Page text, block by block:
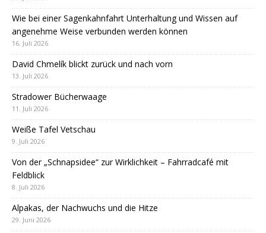
Wie bei einer Sagenkahnfahrt Unterhaltung und Wissen auf
angenehme Weise verbunden werden können
16. Juli 2026
David Chmelík blickt zurück und nach vorn
13. Juli 2026
Stradower Bücherwaage
11. Juli 2026
Weiße Tafel Vetschau
9. Juli 2026
Von der „Schnapsidee“ zur Wirklichkeit – Fahrradcafé mit
Feldblick
8. Juli 2026
Alpakas, der Nachwuchs und die Hitze
29. Juni 2026